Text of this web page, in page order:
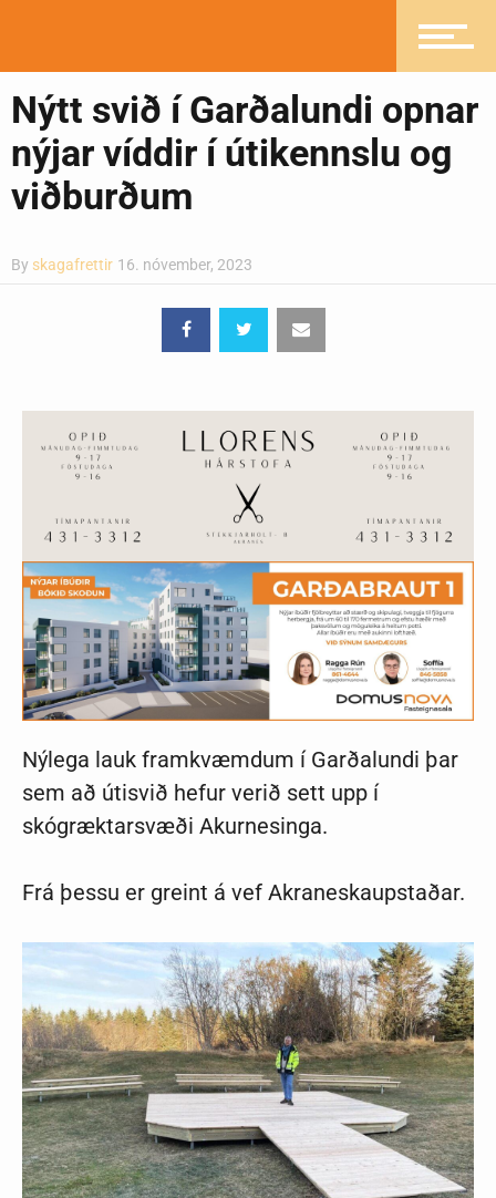
Nýtt svið í Garðalundi opnar
nýjar víddir í útikennslu og
viðburðum
By skagafrettir 16. nóvember, 2023
Nýlega lauk framkvæmdum í Garðalundi þar
sem að útisvið hefur verið sett upp í
skógræktarsvæði Akurnesinga.
Frá þessu er greint á vef Akraneskaupstaðar.